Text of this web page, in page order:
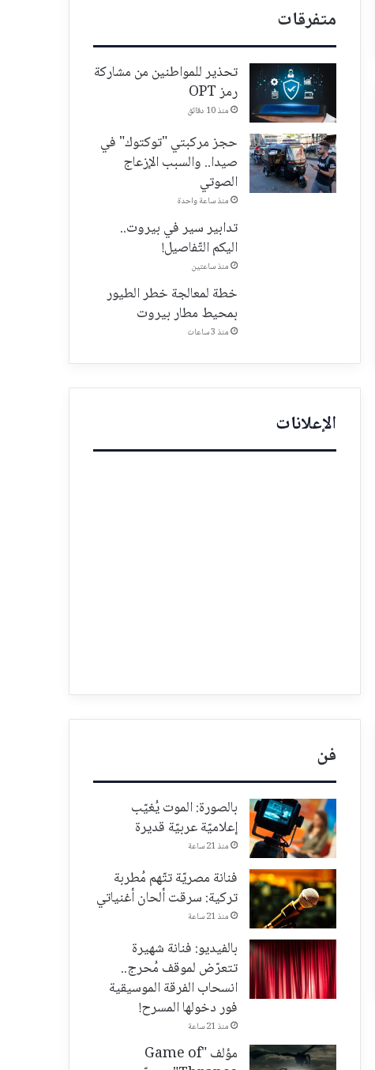
متفرقات
تحذير للمواطنين من مشاركة
رمز OPT
منذ 10 دقائق
حجز مركبتي "توكتوك" في
صيدا.. والسبب الإزعاج
الصوتي
منذ ساعة واحدة
تدابير سير في بيروت..
اليكم التّفاصيل!
منذ ساعتين
خطة لمعالجة خطر الطيور
بمحيط مطار بيروت
منذ 3 ساعات
الإعلانات
فن
بالصورة: الموت يُغيّب
إعلاميّة عربيّة قديرة
منذ 21 ساعة
فنانة مصريّة تتّهم مُطربة
تركية: سرقت ألحان أغنياتي
منذ 21 ساعة
بالفيديو: فنانة شهيرة
تتعرّض لموقف مُحرج..
انسحاب الفرقة الموسيقية
فور دخولها المسرح!
منذ 21 ساعة
مؤلف "Game of